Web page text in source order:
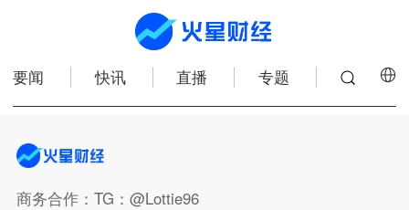
要闻 快讯 直播 专题
商务合作：TG：@Lottie96